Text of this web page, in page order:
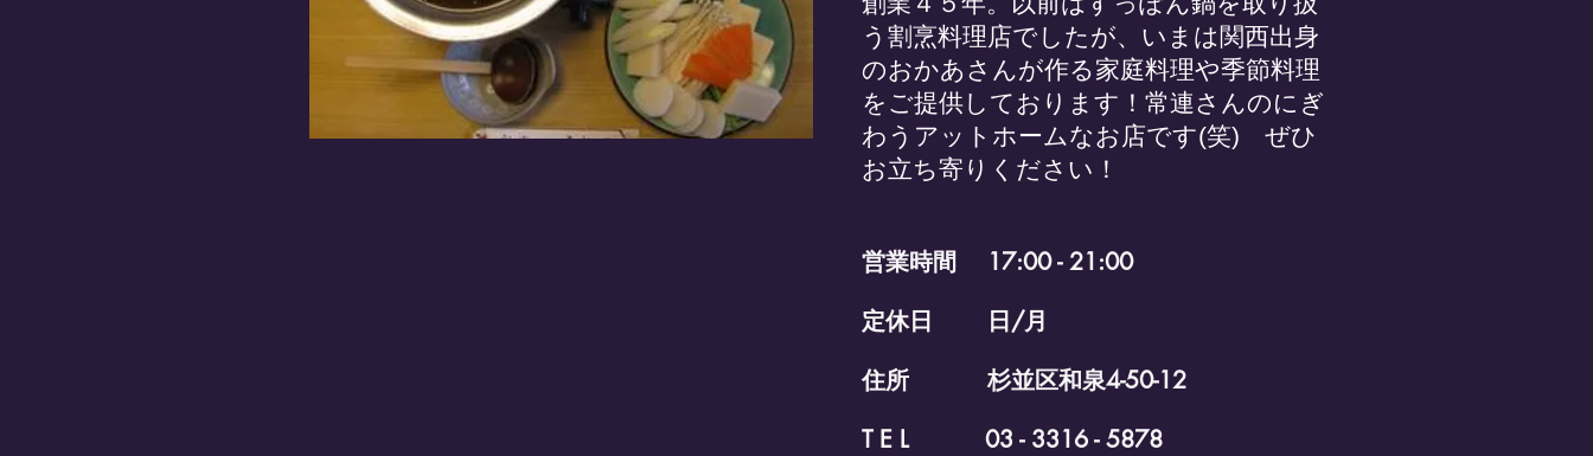
う割烹料理店でしたが、いまは関西出身
のおかあさんが作る家庭料理や季節料理
をご提供しております！常連さんのにぎ
わうアットホームなお店です(笑) ぜひ
お立ち寄りください！
営業時間 17:00 - 21:00
定休日 日/月
住所 杉並区和泉4-50-12
T E L 03 - 3316 - 5878